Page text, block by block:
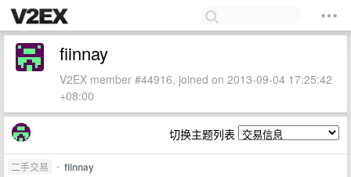
fiinnay
V2EX member #44916, joined on 2013-09-04 17:25:42
+08:00
切换主题列表
二手交易 • fiinnay